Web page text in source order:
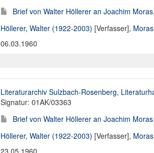
Brief von Walter Höllerer an Joachim
Höllerer, Walter (1922-2003) [Verfasser],
06.03.1960
Literaturarchiv Sulzbach-Rosenberg,
Signatur: 01AK/03363
Brief von Walter Höllerer an Joachim
Höllerer, Walter (1922-2003) [Verfasser],
23.05.1960